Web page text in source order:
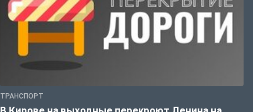
ТРАНСПОРТ